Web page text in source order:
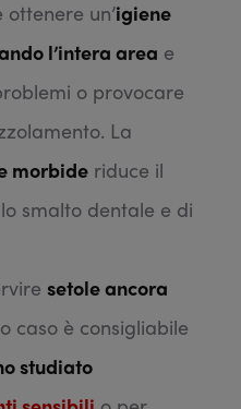
ottenere un’igiene
l’intera area e
o provocare
La
morbide riduce il
smalto dentale e di
setole ancora
caso è consigliabile
studiato